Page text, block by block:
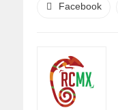
Facebook